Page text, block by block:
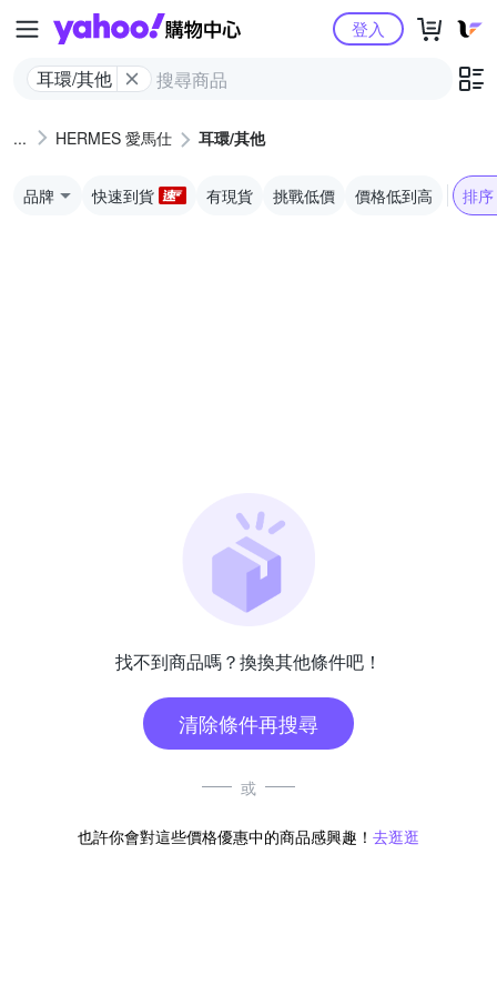
Yahoo購物中心
耳環/其他
登入
HERMES 愛馬仕 耳環/其他
品牌 快速到貨 有現貨 挑戰低價 價格低到高 排序
找不到商品嗎？換換其他條件吧！
清除條件再搜尋
或
也許你會對這些價格優惠中的商品感興趣！ 去逛逛